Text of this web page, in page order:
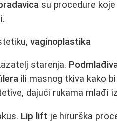
su procedure
vaginoplastika
starenja.
ili masnog tkiva kako
dajući rukama mlađi
Lip lift je hirurška